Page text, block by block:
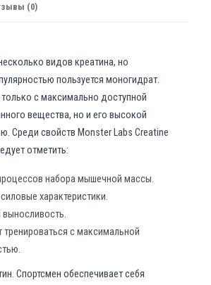
(0)
видов креатина, но
пользуется моногидрат.
с максимально доступной
вещества, но и его высокой
Среди свойств Monster Labs Creatine
отметить:
набора мышечной массы.
характеристики.
тренироваться с максимальной
Спортсмен обеспечивает себя